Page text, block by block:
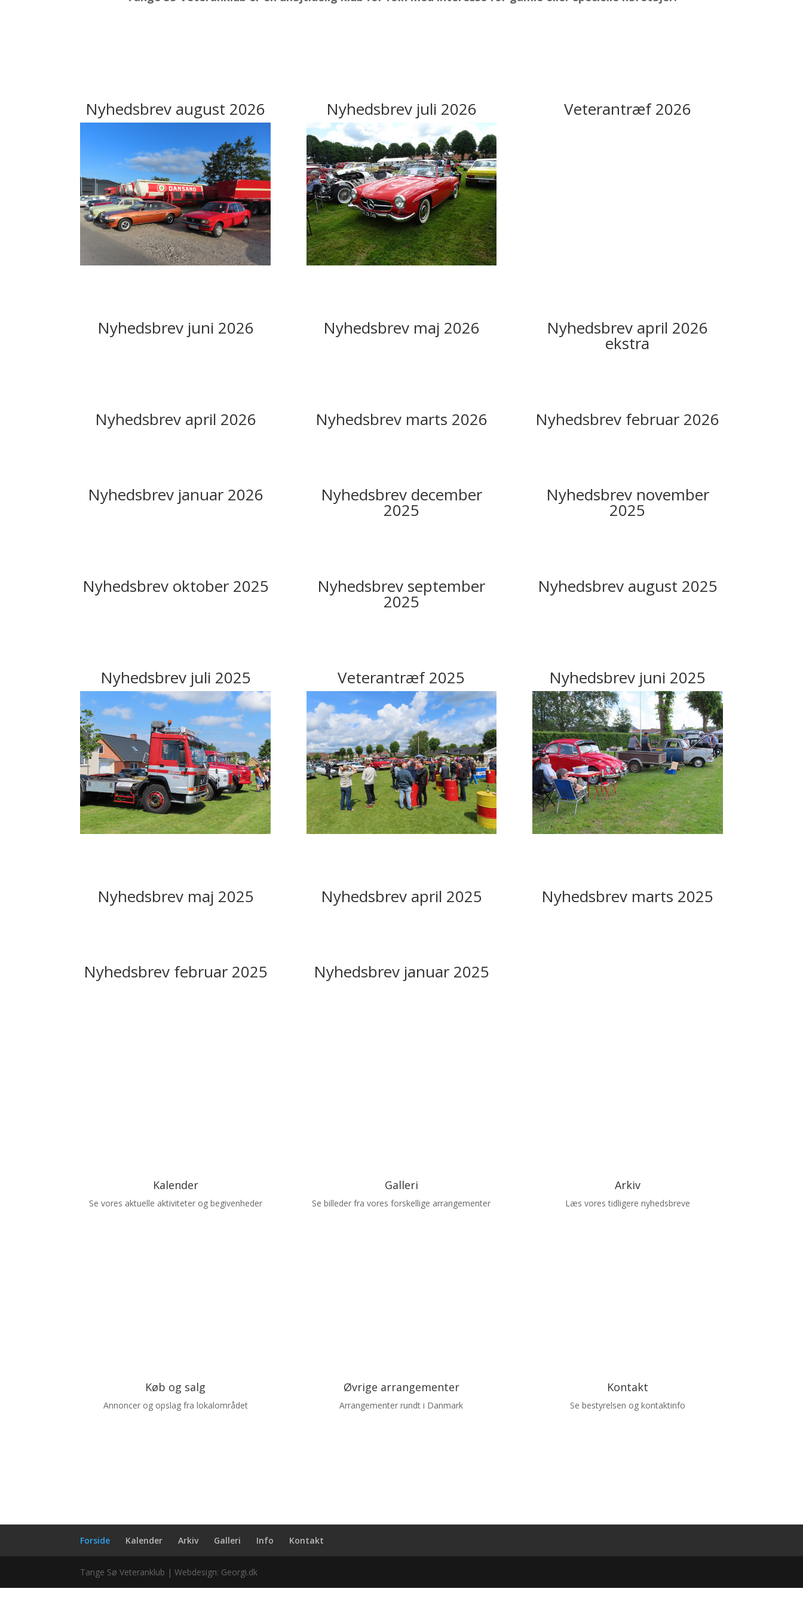
Nyhedsbrev august 2026 Nyhedsbrev juli 2026 Veterantræf 2026
Nyhedsbrev juni 2026 Nyhedsbrev maj 2026 Nyhedsbrev april 2026
ekstra
Nyhedsbrev april 2026 Nyhedsbrev marts 2026 Nyhedsbrev februar 2026
Nyhedsbrev januar 2026 Nyhedsbrev december
2025
Nyhedsbrev november
2025
Nyhedsbrev oktober 2025 Nyhedsbrev september
2025
Nyhedsbrev august 2025
Nyhedsbrev juli 2025 Veterantræf 2025 Nyhedsbrev juni 2025
Nyhedsbrev maj 2025 Nyhedsbrev april 2025 Nyhedsbrev marts 2025
Nyhedsbrev februar 2025 Nyhedsbrev januar 2025
Kalender
Se vores aktuelle aktiviteter og begivenheder
Galleri
Se billeder fra vores forskellige arrangementer
Arkiv
Læs vores tidligere nyhedsbreve
Køb og salg
Annoncer og opslag fra lokalområdet
Øvrige arrangementer
Arrangementer rundt i Danmark
Kontakt
Se bestyrelsen og kontaktinfo
Forside Kalender Arkiv Galleri Info Kontakt
Tange Sø Veteranklub | Webdesign: Georgi.dk